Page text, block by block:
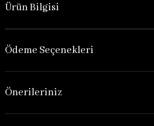
Ürün Bilgisi
Ödeme Seçenekleri
Önerileriniz